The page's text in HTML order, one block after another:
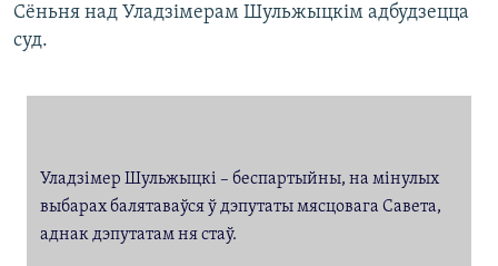
Сёньня над Уладзімерам Шульжыцкім адбудзецца
суд.
Уладзімер Шульжыцкі – беспартыйны, на мінулых
выбарах балятаваўся ў дэпутаты мясцовага Савета,
аднак дэпутатам ня стаў.